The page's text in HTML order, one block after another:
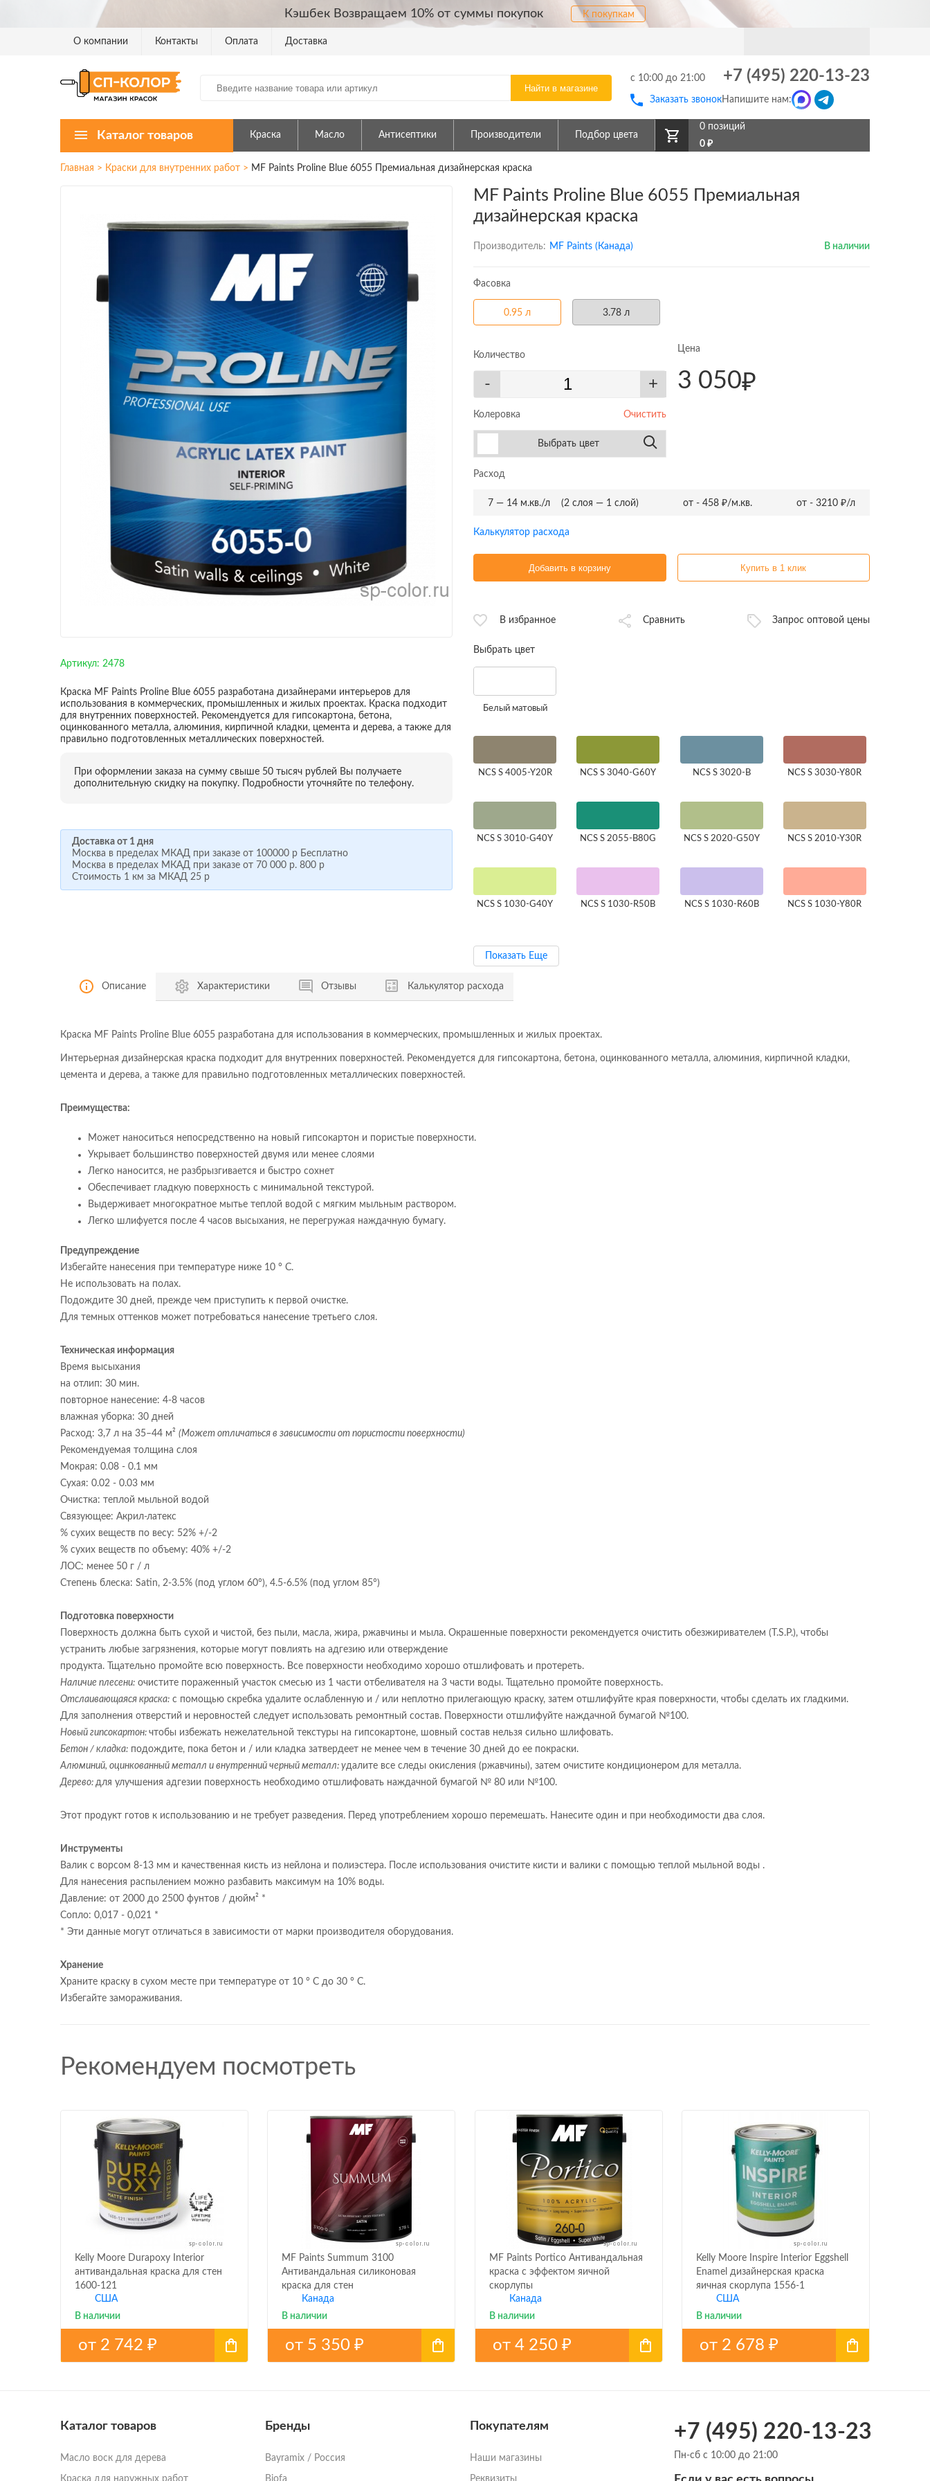
Кэшбек Возвращаем 10% от суммы покупок К покупкам
О компании Контакты Оплата Доставка
Найти в магазине
с 10:00 до 21:00 +7 (495) 220-13-23
Заказать звонокНапишите нам:
Каталог товаров Краска Масло Антисептики Производители Подбор цвета
0 позиций
0 ₽
Главная > Краски для внутренних работ > MF Paints Proline Blue 6055 Премиальная дизайнерская краска
Артикул: 2478
Краска MF Paints Proline Blue 6055 разработана дизайнерами интерьеров для
использования в коммерческих, промышленных и жилых проектах. Краска подходит
для внутренних поверхностей. Рекомендуется для гипсокартона, бетона,
оцинкованного металла, алюминия, кирпичной кладки, цемента и дерева, а также для
правильно подготовленных металлических поверхностей.
При оформлении заказа на сумму свыше 50 тысяч рублей Вы получаете
дополнительную скидку на покупку. Подробности уточняйте по телефону.
Доставка от 1 дня
Москва в пределах МКАД при заказе от 100000 р Бесплатно
Москва в пределах МКАД при заказе от 70 000 р. 800 р
Стоимость 1 км за МКАД 25 р
MF Paints Proline Blue 6055 Премиальная
дизайнерская краска
Производитель: MF Paints (Канада) В наличии
Фасовка
0.95 л 3.78 л
Количество
- +
Цена
3 050₽
Колеровка Очистить
Выбрать цвет
Расход
7 — 14 м.кв./л (2 слоя — 1 слой) от - 458 ₽/м.кв. от - 3210 ₽/л
Калькулятор расхода
Добавить в корзину Купить в 1 клик
В избранное Сравнить Запрос оптовой цены
Выбрать цвет
Белый матовый
NCS S 4005-Y20R NCS S 3040-G60Y NCS S 3020-B NCS S 3030-Y80R
NCS S 3010-G40Y NCS S 2055-B80G NCS S 2020-G50Y NCS S 2010-Y30R
NCS S 1030-G40Y NCS S 1030-R50B NCS S 1030-R60B NCS S 1030-Y80R
Показать Еще
Описание Характеристики Отзывы Калькулятор расхода
Краска MF Paints Proline Blue 6055 разработана для использования в коммерческих, промышленных и жилых проектах.
Интерьерная дизайнерская краска подходит для внутренних поверхностей. Рекомендуется для гипсокартона, бетона, оцинкованного металла, алюминия, кирпичной кладки,
цемента и дерева, а также для правильно подготовленных металлических поверхностей.
Преимущества:
Может наноситься непосредственно на новый гипсокартон и пористые поверхности.
Укрывает большинство поверхностей двумя или менее слоями
Легко наносится, не разбрызгивается и быстро сохнет
Обеспечивает гладкую поверхность с минимальной текстурой.
Выдерживает многократное мытье теплой водой с мягким мыльным раствором.
Легко шлифуется после 4 часов высыхания, не перегружая наждачную бумагу.
Предупреждение
Избегайте нанесения при температуре ниже 10 ° C.
Не использовать на полах.
Подождите 30 дней, прежде чем приступить к первой очистке.
Для темных оттенков может потребоваться нанесение третьего слоя.
Техническая информация
Время высыхания
на отлип: 30 мин.
повторное нанесение: 4-8 часов
влажная уборка: 30 дней
Расход: 3,7 л на 35–44 м² (Может отличаться в зависимости от пористости поверхности)
Рекомендуемая толщина слоя
Мокрая: 0.08 - 0.1 мм
Сухая: 0.02 - 0.03 мм
Очистка: теплой мыльной водой
Связующее: Акрил-латекс
% сухих веществ по весу: 52% +/-2
% сухих веществ по объему: 40% +/-2
ЛОС: менее 50 г / л
Степень блеска: Satin, 2-3.5% (под углом 60°), 4.5-6.5% (под углом 85°)
Подготовка поверхности
Поверхность должна быть сухой и чистой, без пыли, масла, жира, ржавчины и мыла. Окрашенные поверхности рекомендуется очистить обезжиривателем (T.S.P.), чтобы
устранить любые загрязнения, которые могут повлиять на адгезию или отверждение
продукта. Тщательно промойте всю поверхность. Все поверхности необходимо хорошо отшлифовать и протереть.
Наличие плесени: очистите пораженный участок смесью из 1 части отбеливателя на 3 части воды. Тщательно промойте поверхность.
Отслаивающаяся краска: с помощью скребка удалите ослабленную и / или неплотно прилегающую краску, затем отшлифуйте края поверхности, чтобы сделать их гладкими.
Для заполнения отверстий и неровностей следует использовать ремонтный состав. Поверхности отшлифуйте наждачной бумагой №100.
Новый гипсокартон: чтобы избежать нежелательной текстуры на гипсокартоне, шовный состав нельзя сильно шлифовать.
Бетон / кладка: подождите, пока бетон и / или кладка затвердеет не менее чем в течение 30 дней до ее покраски.
Алюминий, оцинкованный металл и внутренний черный металл: удалите все следы окисления (ржавчины), затем очистите кондиционером для металла.
Дерево: для улучшения адгезии поверхность необходимо отшлифовать наждачной бумагой № 80 или №100.
Этот продукт готов к использованию и не требует разведения. Перед употреблением хорошо перемешать. Нанесите один и при необходимости два слоя.
Инструменты
Валик с ворсом 8-13 мм и качественная кисть из нейлона и полиэстера. После использования очистите кисти и валики с помощью теплой мыльной воды .
Для нанесения распылением можно разбавить максимум на 10% воды.
Давление: от 2000 до 2500 фунтов / дюйм² *
Сопло: 0,017 - 0,021 *
* Эти данные могут отличаться в зависимости от марки производителя оборудования.
Хранение
Храните краску в сухом месте при температуре от 10 ° C до 30 ° C.
Избегайте замораживания.
Рекомендуем посмотреть
Kelly Moore Durapoxy Interior
антивандальная краска для стен
1600-121
США
В наличии
от 2 742 ₽
MF Paints Summum 3100
Антивандальная силиконовая
краска для стен
Канада
В наличии
от 5 350₽
MF Paints Portico Антивандальная
краска с эффектом яичной
скорлупы
Канада
В наличии
от 4 250 ₽
Kelly Moore Inspire Interior Eggshell
Enamel дизайнерская краска
яичная скорлупа 1556-1
США
В наличии
от 2 678 ₽
Каталог товаров
Масло воск для дерева
Краска для наружных работ
Бренды
Bayramix / Россия
Biofa
Покупателям
Наши магазины
Реквизиты
+7 (495) 220-13-23
Пн-сб с 10:00 до 21:00